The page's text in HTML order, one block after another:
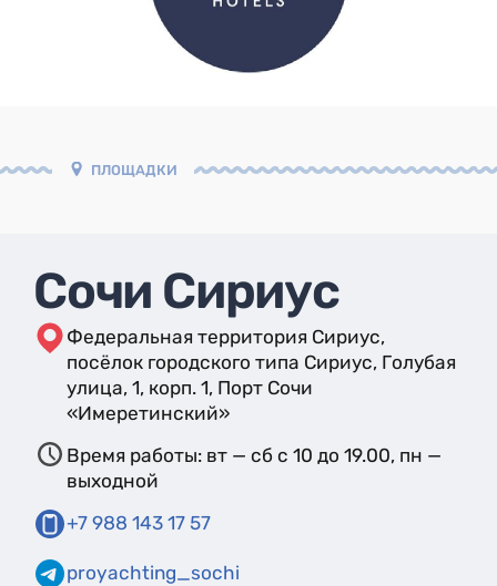
ПЛОЩАДКИ
Сочи Сириус
Федеральная территория Сириус,
посёлок городского типа Сириус, Голубая
улица, 1, корп. 1, Порт Сочи
«Имеретинский»
Время работы: вт — сб с 10 до 19.00, пн —
выходной
+7 988 143 17 57
proyachting_sochi